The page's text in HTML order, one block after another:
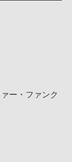
ー・ファンク